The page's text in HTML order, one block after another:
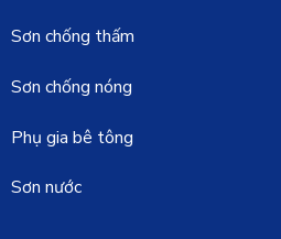
Sơn chống thấm
Sơn chống nóng
Phụ gia bê tông
Sơn nước